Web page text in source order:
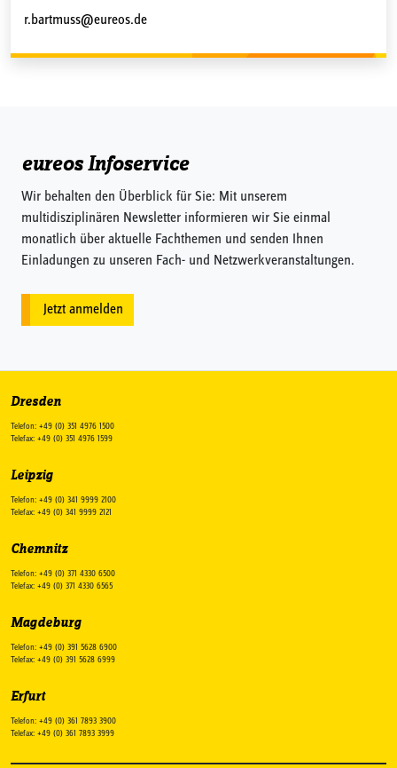
r.bartmuss@eureos.de
eureos Infoservice
Wir behalten den Überblick für Sie: Mit unserem
multidisziplinären Newsletter informieren wir Sie einmal
monatlich über aktuelle Fachthemen und senden Ihnen
Einladungen zu unseren Fach- und Netzwerkveranstaltungen.
Jetzt anmelden
Dresden
Telefon: +49 (0) 351 4976 1500
Telefax: +49 (0) 351 4976 1599
Leipzig
Telefon: +49 (0) 341 9999 2100
Telefax: +49 (0) 341 9999 2121
Chemnitz
Telefon: +49 (0) 371 4330 6500
Telefax: +49 (0) 371 4330 6565
Magdeburg
Telefon: +49 (0) 391 5628 6900
Telefax: +49 (0) 391 5628 6999
Erfurt
Telefon: +49 (0) 361 7893 3900
Telefax: +49 (0) 361 7893 3999